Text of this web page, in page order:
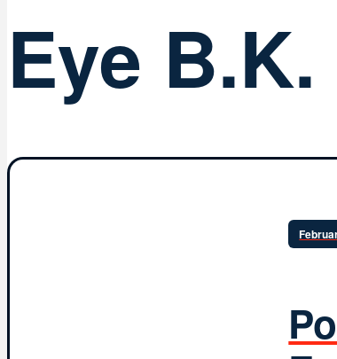
Eye B.K.